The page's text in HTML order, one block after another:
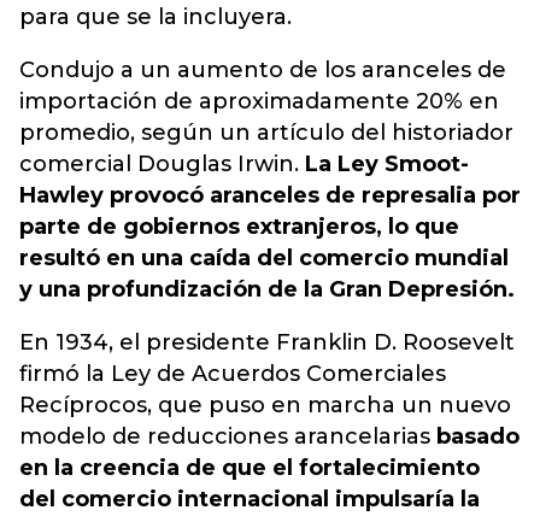
para que se la incluyera.
Condujo a un aumento de los aranceles de
importación de aproximadamente 20% en
promedio, según un artículo del historiador
comercial Douglas Irwin. La Ley Smoot-
Hawley provocó aranceles de represalia por
parte de gobiernos extranjeros, lo que
resultó en una caída del comercio mundial
y una profundización de la Gran Depresión.
En 1934, el presidente Franklin D. Roosevelt
firmó la Ley de Acuerdos Comerciales
Recíprocos, que puso en marcha un nuevo
modelo de reducciones arancelarias basado
en la creencia de que el fortalecimiento
del comercio internacional impulsaría la